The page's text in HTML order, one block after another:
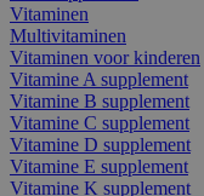
Vitaminen
Multivitaminen
Vitaminen voor kinderen
Vitamine A supplement
Vitamine B supplement
Vitamine C supplement
Vitamine D supplement
Vitamine E supplement
Vitamine K supplement